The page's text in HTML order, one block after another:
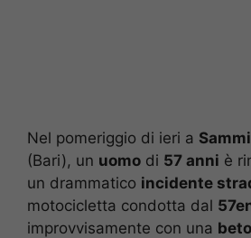
Nel pomeriggio di ieri a
(Bari), un uomo di 57 anni è
un drammatico incidente
motocicletta condotta dal
improvvisamente con una